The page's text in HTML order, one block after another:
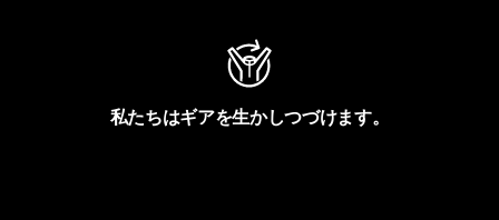
私たちはギアを生かしつづけます。